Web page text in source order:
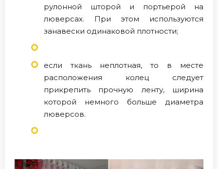
рулонной шторой и портьерой на
люверсах. При этом используются
занавески одинаковой плотности;
если ткань неплотная, то в месте
расположения колец следует
прикрепить прочную ленту, ширина
которой немного больше диаметра
люверсов.